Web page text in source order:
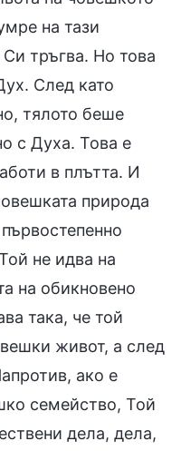
на тази
тръгва. Но това
След като
тялото беше
с Духа. Това е
в плътта. И
природа
не идва на
на обикновено
така, че той
живот, а след
ако е
семейство, Той
дела, дела,